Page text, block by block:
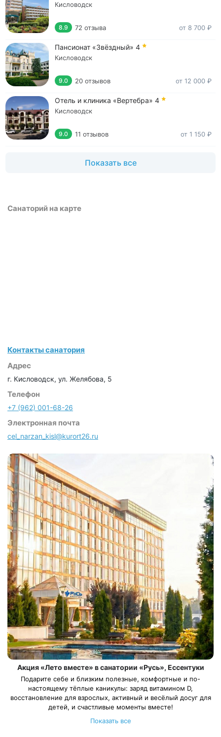
Кисловодск
8.9 72 отзыва от 8 700 ₽
Пансионат «Звёздный» 4
Кисловодск
9.0 20 отзывов от 12 000 ₽
Отель и клиника «Вертебра» 4
Кисловодск
9.0 11 отзывов от 1 150 ₽
Показать все
Санаторий на карте
Контакты санатория
Адрес
г. Кисловодск, ул. Желябова, 5
Телефон
+7 (962) 001-68-26
Электронная почта
cel_narzan_kisl@kurort26.ru
Акция «Лето вместе» в санатории «Русь», Ессентуки
Подарите себе и близким полезные, комфортные и по-
настоящему тёплые каникулы: заряд витамином D,
восстановление для взрослых, активный и весёлый досуг для
детей, и счастливые моменты вместе!
С 01 июня по 06 сентября в санатории «Русь» действует акция
на все категории номеров (кроме категории «Сьют
Показать все